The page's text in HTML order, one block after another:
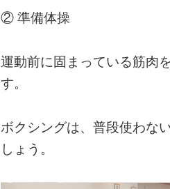
② 準備体操
運動前に固まっている筋肉
す。
ボクシングは、普段使わな
しょう。